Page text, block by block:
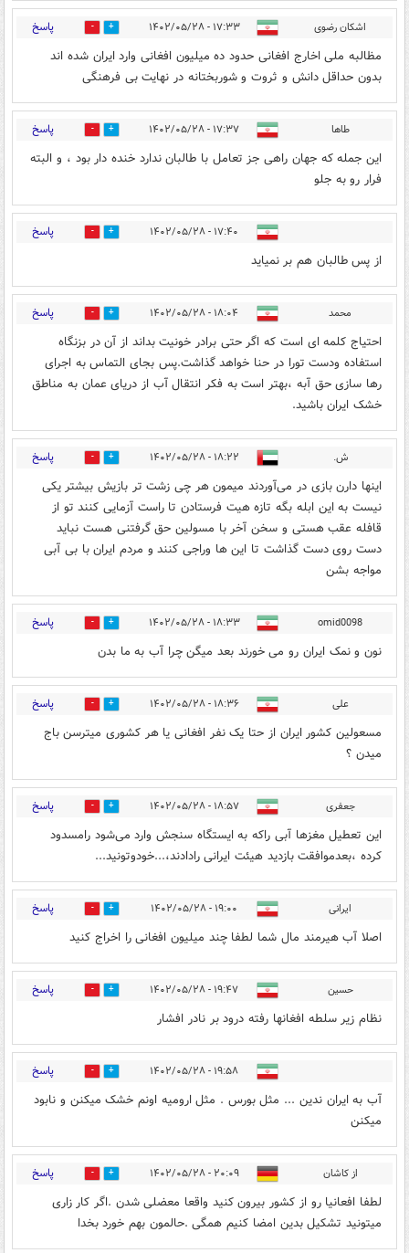
اشکان رضوی ۱۷:۳۳ - ۱۴۰۲/۰۵/۲۸ 2 پاسخ
مظالبه ملی اخارج افغانی حدود ده میلیون افغانی وارد ایران شده اند
بدون حداقل دانش و ثروت و شوربختانه در نهایت بی فرهنگی
طاها ۱۷:۳۷ - ۱۴۰۲/۰۵/۲۸ 3 پاسخ
این جمله که جهان راهی جز تعامل با طالبان ندارد خنده دار بود ، و البته
فرار رو به جلو
۱۷:۴۰ - ۱۴۰۲/۰۵/۲۸ 24 پاسخ
از پس طالبان هم بر نمیاید
محمد ۱۸:۰۴ - ۱۴۰۲/۰۵/۲۸ 2 پاسخ
احتیاج کلمه ای است که اگر حتی برادر خونیت بداند از آن در بزنگاه
استفاده ودست تورا در حنا خواهد گذاشت.پس بجای التماس به اجرای
رها سازی حق آبه ،بهتر است به فکر انتقال آب از دریای عمان به مناطق
خشک ایران باشید.
ش. ۱۸:۲۲ - ۱۴۰۲/۰۵/۲۸ 2 پاسخ
اینها دارن بازی در می‌آوردند میمون هر چی زشت تر بازیش بیشتر یکی
نیست به این ابله بگه تازه هیت فرستادن تا راست آزمایی کنند تو از
قافله عقب هستی و سخن آخر با مسولین حق گرفتنی هست نباید
دست روی دست گذاشت تا این ها وراجی کنند و مردم ایران با بی آبی
مواجه بشن
omid0098 ۱۸:۳۳ - ۱۴۰۲/۰۵/۲۸ 3 پاسخ
نون و نمک ایران رو می خورند بعد میگن چرا آب به ما بدن
علی ۱۸:۳۶ - ۱۴۰۲/۰۵/۲۸ 3 پاسخ
مسعولین کشور ایران از حتا یک نفر افغانی یا هر کشوری میترسن باج
میدن ؟
جعفری ۱۸:۵۷ - ۱۴۰۲/۰۵/۲۸ 1 پاسخ
این تعطیل مغزها آبی راکه به ایستگاه سنجش وارد می‌شود رامسدود
کرده ،بعدموافقت بازدید هيئت ایرانی رادادند،...خودوتونید...
ایرانی ۱۹:۰۰ - ۱۴۰۲/۰۵/۲۸ 3 پاسخ
اصلا آب هیرمند مال شما لطفا چند میلیون افغانی را اخراج کنید
حسین ۱۹:۴۷ - ۱۴۰۲/۰۵/۲۸ 3 پاسخ
نظام زیر سلطه افغانها رفته درود بر نادر افشار
۱۹:۵۸ - ۱۴۰۲/۰۵/۲۸ 2 پاسخ
آب به ایران ندین ... مثل بورس . مثل ارومیه اونم خشک میکنن و نابود
میکنن
از کاشان ۲۰:۰۹ - ۱۴۰۲/۰۵/۲۸ 5 پاسخ
لطفا افعانیا رو از کشور بیرون کنید واقعا معضلی شدن .اگر کار زاری
میتونید تشکیل بدین امضا کنیم همگی .حالمون بهم خورد بخدا